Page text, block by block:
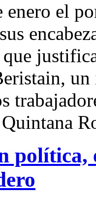
enero el